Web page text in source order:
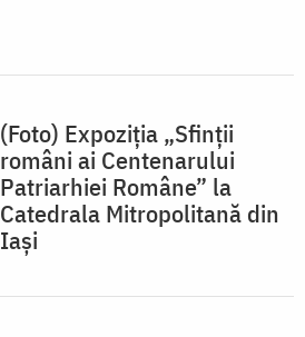
(Foto) Expoziția „Sfinții
români ai Centenarului
Patriarhiei Române” la
Catedrala Mitropolitană din
Iași